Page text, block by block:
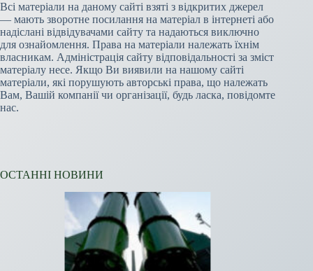
Всі матеріали на даному сайті взяті з відкритих джерел
— мають зворотне посилання на матеріал в інтернеті або
надіслані відвідувачами сайту та надаються виключно
для ознайомлення. Права на матеріали належать їхнім
власникам. Адміністрація сайту відповідальності за зміст
матеріалу несе. Якщо Ви виявили на нашому сайті
матеріали, які порушують авторські права, що належать
Вам, Вашій компанії чи організації, будь ласка, повідомте
нас.
ОСТАННІ НОВИНИ